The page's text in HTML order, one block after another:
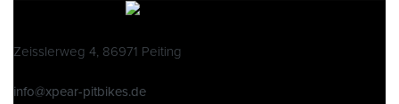
Zeisslerweg 4, 86971 Peiting
info@xpear-pitbikes.de